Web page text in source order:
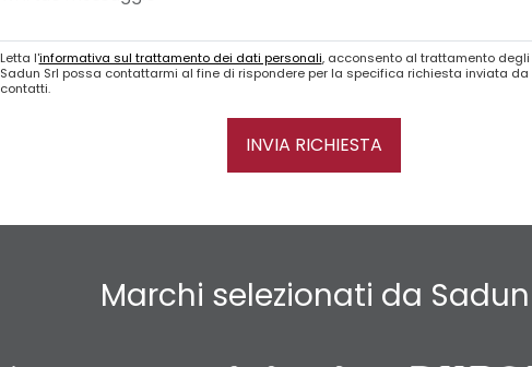
Letta l'informativa sul trattamento dei dati personali, acconsento al trattamento
Sadun Srl possa contattarmi al fine di rispondere per la specifica richiesta inviata
contatti.
INVIA RICHIESTA
Marchi selezionati da Sadun